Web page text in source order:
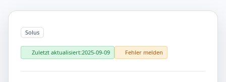
Kontakt
Impressum
Datenschutz
Solus
Zuletzt aktualisiert:2025-09-09 Fehler melden